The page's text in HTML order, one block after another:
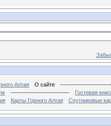
Алтая О сайте
------------------------------
Гостевая
Карты Горного Алтая Спутниковые